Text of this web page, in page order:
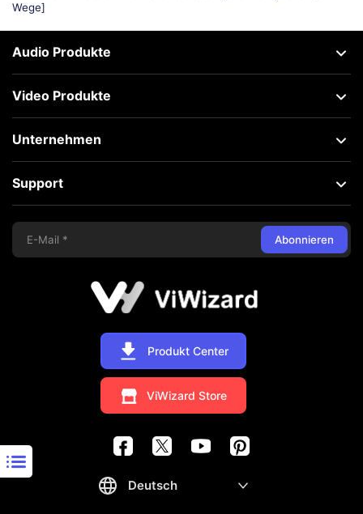
Wege]
Produkt Center
ViWizard Store
Audio Produkte
Video Produkte
Unternehmen
Support
Abonnieren